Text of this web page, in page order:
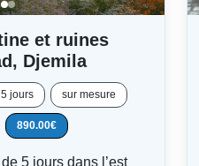
et ruines
Djemila
5 jours sur mesure
890.00€
5 jours dans l’est